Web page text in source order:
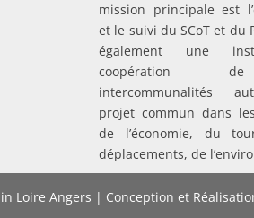
mission principale est
et le suivi du SCoT et du
également une
coopération
intercommunalités
projet commun dans
de l’économie, du
déplacements, de
Loire Angers | Conception et